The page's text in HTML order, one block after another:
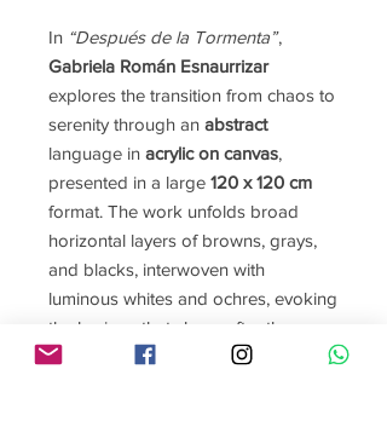
In “Después de la Tormenta”,
Gabriela Román Esnaurrizar
explores the transition from chaos to
serenity through an abstract
language in acrylic on canvas,
presented in a large 120 x 120 cm
format. The work unfolds broad
horizontal layers of browns, grays,
and blacks, interwoven with
luminous whites and ochres, evoking
the horizon that clears after the
storm.